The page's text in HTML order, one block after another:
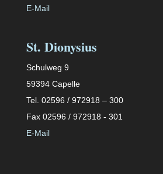
E-Mail
St. Dionysius
Schulweg 9
59394 Capelle
Tel. 02596 / 972918 – 300
Fax 02596 / 972918 - 301
E-Mail